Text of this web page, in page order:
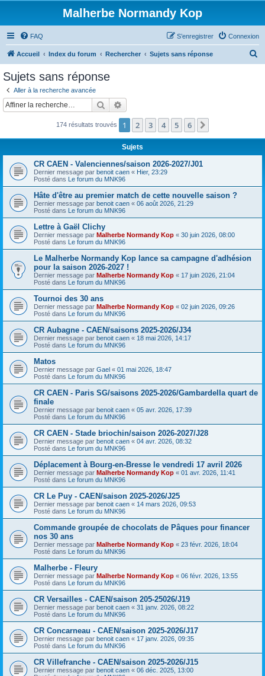
Malherbe Normandy Kop
FAQ Connexion
S’enregistrer
Accueil Index du forum Rechercher Sujets sans réponse
c
Sujets sans réponse
Aller à la recherche avancée
Rechercher
174 résultats trouvés 1 2 3 4 5 6
Sujets
CR CAEN - Valenciennes/saison 2026-2027/J01
Dernier message par benoit caen « Hier, 23:29
Posté dans Le forum du MNK96
Hâte d'être au premier match de cette nouvelle saison ?
Dernier message par benoit caen « 06 août 2026, 21:29
Posté dans Le forum du MNK96
Lettre à Gaël Clichy
Dernier message par Malherbe Normandy Kop « 30 juin 2026, 08:00
Posté dans Le forum du MNK96
Le Malherbe Normandy Kop lance sa campagne d'adhésion
pour la saison 2026-2027 !
Dernier message par Malherbe Normandy Kop « 17 juin 2026, 21:04
Posté dans Le forum du MNK96
Tournoi des 30 ans
Dernier message par Malherbe Normandy Kop « 02 juin 2026, 09:26
Posté dans Le forum du MNK96
CR Aubagne - CAEN/saisons 2025-2026/J34
Dernier message par benoit caen « 18 mai 2026, 14:17
Posté dans Le forum du MNK96
Matos
Dernier message par Gael « 01 mai 2026, 18:47
Posté dans Le forum du MNK96
CR CAEN - Paris SG/saisons 2025-2026/Gambardella quart de
finale
Dernier message par benoit caen « 05 avr. 2026, 17:39
Posté dans Le forum du MNK96
CR CAEN - Stade briochin/saison 2026-2027/J28
Dernier message par benoit caen « 04 avr. 2026, 08:32
Posté dans Le forum du MNK96
Déplacement à Bourg-en-Bresse le vendredi 17 avril 2026
Dernier message par Malherbe Normandy Kop « 01 avr. 2026, 11:41
Posté dans Le forum du MNK96
CR Le Puy - CAEN/saison 2025-2026/J25
Dernier message par benoit caen « 14 mars 2026, 09:53
Posté dans Le forum du MNK96
Commande groupée de chocolats de Pâques pour financer
nos 30 ans
Dernier message par Malherbe Normandy Kop « 23 févr. 2026, 18:04
Posté dans Le forum du MNK96
Malherbe - Fleury
Dernier message par Malherbe Normandy Kop « 06 févr. 2026, 13:55
Posté dans Le forum du MNK96
CR Versailles - CAEN/saison 205-25026/J19
Dernier message par benoit caen « 31 janv. 2026, 08:22
Posté dans Le forum du MNK96
CR Concarneau - CAEN/saison 2025-2026/J17
Dernier message par benoit caen « 17 janv. 2026, 09:35
Posté dans Le forum du MNK96
CR Villefranche - CAEN/saison 2025-2026/J15
Dernier message par benoit caen « 06 déc. 2025, 13:00